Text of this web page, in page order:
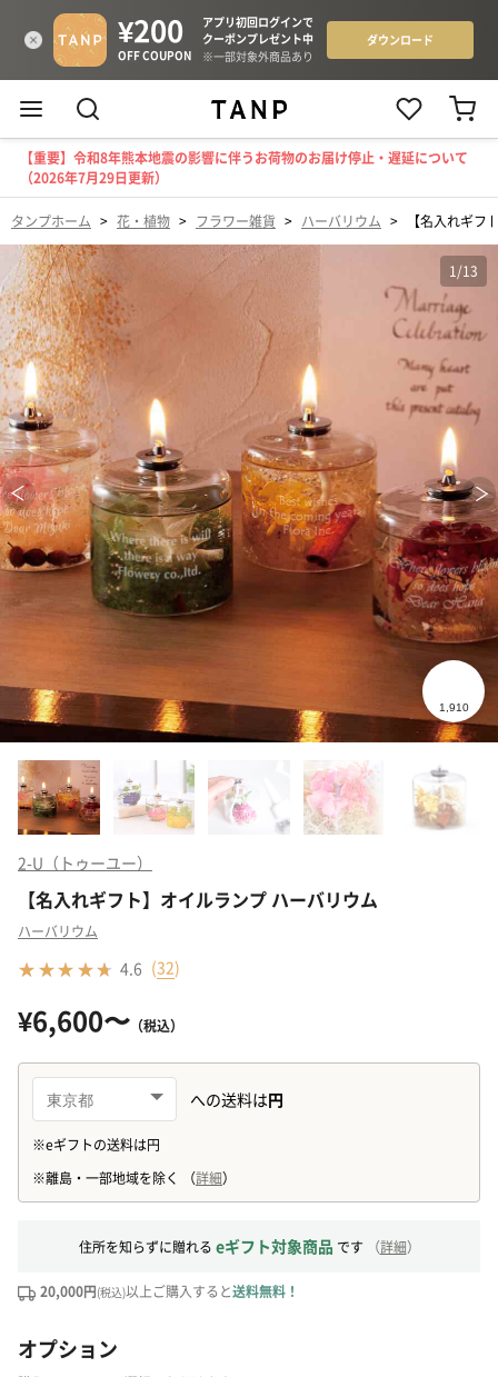
【重要】令和8年熊本地震の影響に伴うお荷物のお届け停止・遅延について
（2026年7月29日更新）
タンプホーム > 花・植物 > フラワー雑貨 > ハーバリウム > 【名入れギフ
1/13
2-U（トゥーユー）
【名入れギフト】オイルランプ ハーバリウム
ハーバリウム
4.6 (32)
¥6,600〜 （税込）
住所を知らずに贈れる eギフト対象商品 です （詳細）
20,000円(税込)以上ご購入すると送料無料！
オプション